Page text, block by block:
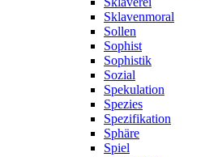
Sklavenmoral
Sollen
Sophist
Sophistik
Sozial
Spekulation
Spezies
Spezifikation
Sphäre
Spiel